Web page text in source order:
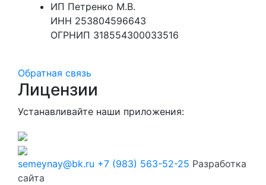
ИП Петренко М.В.
ИНН 253804596643
ОГРНИП 318554300033516
Обратная связь
Лицензии
Устанавливайте наши приложения:
semeynay@bk.ru +7 (983) 563-52-25 Разработка
сайта